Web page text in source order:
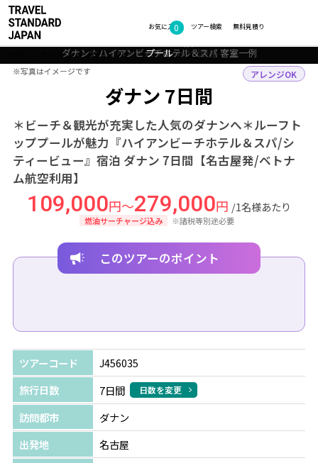
お気に入り
0 無料見積り
ツアー検索
アジア ベトナム ダナン ツアー詳細
ダナン 7日間
＊ビーチ＆観光が充実した人気のダナンへ＊ルーフト
ッププールが魅力『ハイアンビーチホテル＆スパ/シ
ティービュー』宿泊 ダナン 7日間【名古屋発/ベトナ
ム航空利用】
アレンジOK
109,000円～279,000円 /1名様あたり
燃油サーチャージ込み ※諸税等別途必要
ダナン：ミーケービーチ
ベトナム：ベトナムグルメの代表格 フォー
ダナン：ハイアンビーチホテル＆スパ 客室一例
ダナン：ハイアンビーチホテル＆スパ 22階に位置するインフィニティ
プール
ダナン：ハイアンビーチホテル＆スパ 幻想的な風景を
※写真はイメージです
※写真はイメージです
このツアーのポイント
ツアーコード
J456035
旅行日数
7日間 日数を変更
訪問都市
ダナン
出発地
名古屋